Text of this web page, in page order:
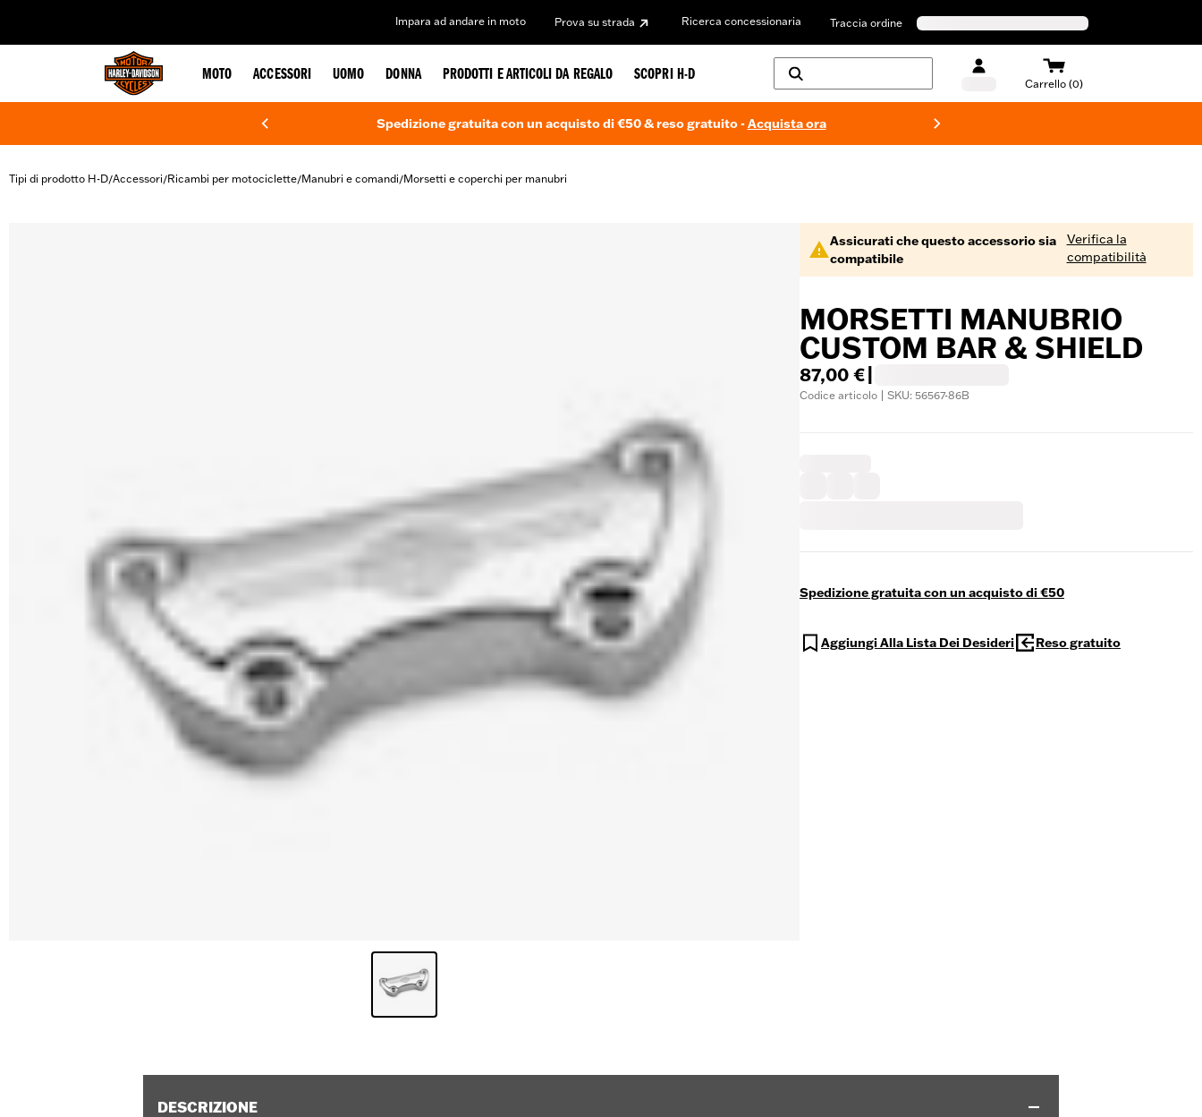
Impara ad andare in moto Prova su strada Ricerca concessionaria Traccia ordine
MOTO ACCESSORI UOMO DONNA PRODOTTI E ARTICOLI DA REGALO SCOPRI H-D
Carrello (0)
Spedizione gratuita con un acquisto di €50 & reso gratuito -Acquista ora
Tipi di prodotto H-D/Accessori/Ricambi per motociclette/Manubri e comandi/Morsetti e coperchi per manubri
Assicurati che questo accessorio sia
compatibile
Verifica la
compatibilità
MORSETTI MANUBRIO
CUSTOM BAR & SHIELD
87,00 €
Codice articolo | SKU: 56567-86B
Spedizione gratuita con un acquisto di €50
Aggiungi Alla Lista Dei Desideri Reso gratuito
DESCRIZIONE